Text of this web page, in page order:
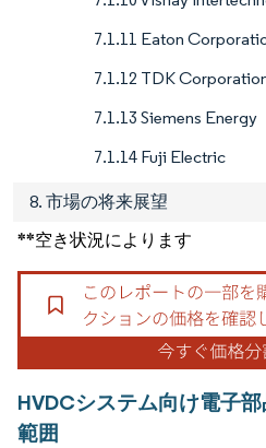
7.1.11 Eaton
7.1.12 TDK
7.1.13 Siemens Energy
7.1.14 Fuji Electric
8. 市場の将来展望
**空き状況によります
HVDCシステム向け電子
範囲